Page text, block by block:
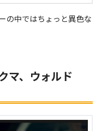
の中ではちょっと異色な
マ、ウォルド